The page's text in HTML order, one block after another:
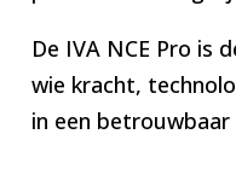
De IVA NCE Pro is
wie kracht,
in een